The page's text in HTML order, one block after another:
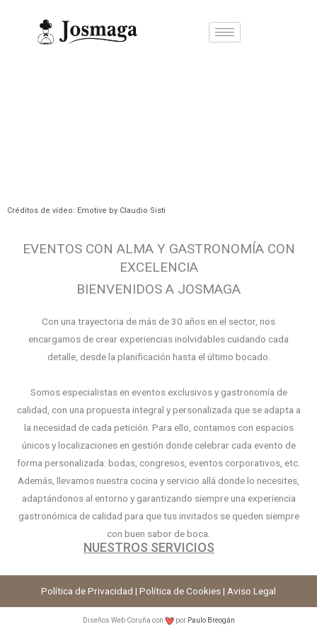
contenido
Créditos de vídeo: Emotive by Claudio Sisti
EVENTOS CON ALMA Y GASTRONOMÍA CON
EXCELENCIA
BIENVENIDOS A JOSMAGA
Con una trayectoria de más de 30 años en el sector, nos
encargamos de crear experiencias inolvidables cuidando cada
detalle, desde la planificación hasta el último bocado.
Somos especialistas en eventos exclusivos y gastronomía de
calidad, con una propuesta integral y personalizada que se adapta a
la necesidad de cada petición. Para ello, contamos con espacios
únicos y localizaciones en gestión donde celebrar cada evento de
forma personalizada: bodas, congresos, eventos corporativos, etc.
Además, llevamos nuestra cocina y servicio allá donde lo necesites,
adaptándonos al entorno y garantizando siempre una experiencia
gastronómica de calidad para que tus invitados se queden siempre
con buen sabor de boca.
NUESTROS SERVICIOS
Política de Privacidad | Política de Cookies | Aviso Legal
Diseños Web Coruña con por Paulo Breogán